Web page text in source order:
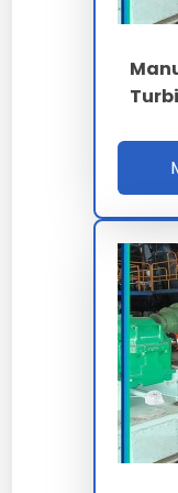
Como
A
oficial fornecida
Existe
Sim, todos os
turbinas a gás
suporte técnico
A versatilidade
permite
integridade
Nossa equipe